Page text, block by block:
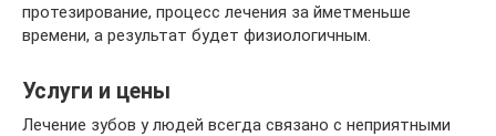
протезирование, процесс лечения за йметменьше
времени, а результат будет физиологичным.
Услуги и цены
Лечение зубов у людей всегда связано с неприятными